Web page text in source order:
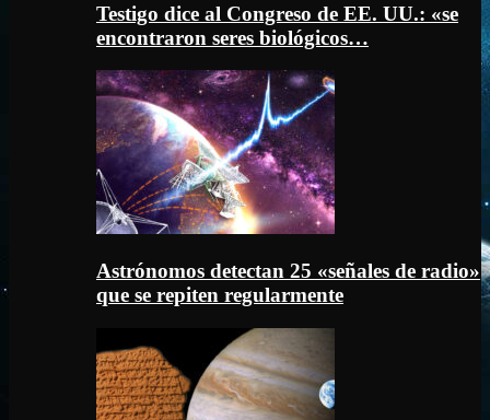
Testigo dice al Congreso de EE. UU.: «se
encontraron seres biológicos…
Astrónomos detectan 25 «señales de radio»
que se repiten regularmente